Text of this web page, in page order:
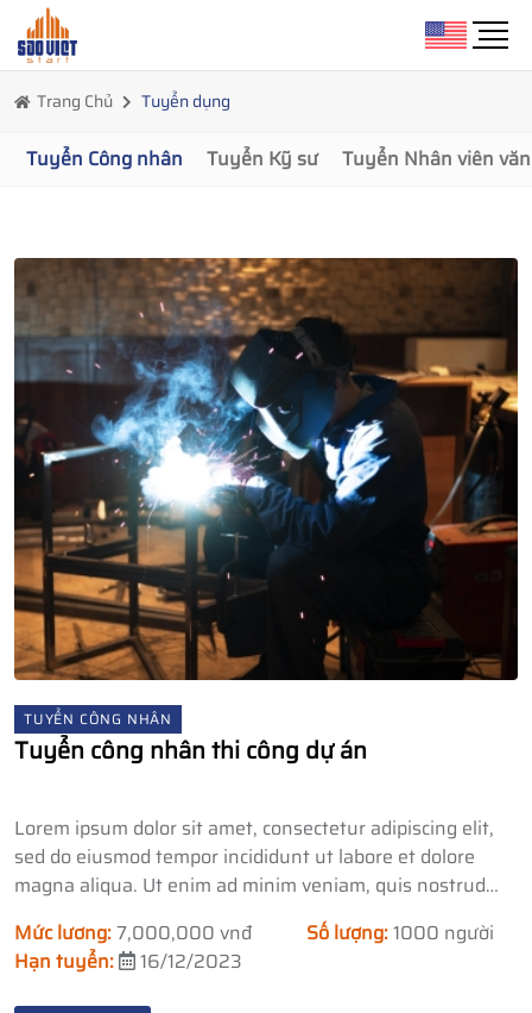
Trang Chủ Tuyển dụng
Tuyển Công nhân Tuyển Kỹ sư Tuyển Nhân viên
TUYỂN CÔNG NHÂN
Tuyển công nhân thi công dự án
Lorem ipsum dolor sit amet, consectetur adipiscing elit,
sed do eiusmod tempor incididunt ut labore et dolore
magna aliqua. Ut enim ad minim veniam, quis nostrud
exercitation ullamco laboris nisi ut aliquip ex ea commodo
consequat.
Mức lương:7,000,000 vnđ Số lượng:1000 người
Hạn tuyển:
16/12/2023